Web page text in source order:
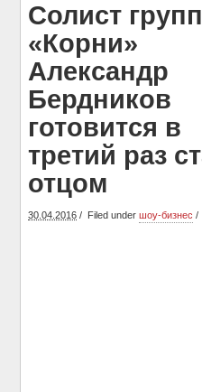
Солист
«Корни»
Александр
Бердников
готовится в
третий раз
отцом
30.04.2016 Filed underшоу-бизнес